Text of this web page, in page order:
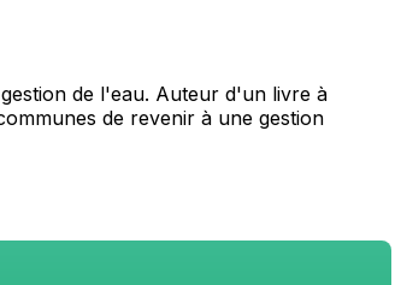
de l'eau. Auteur d'un livre à
de revenir à une gestion